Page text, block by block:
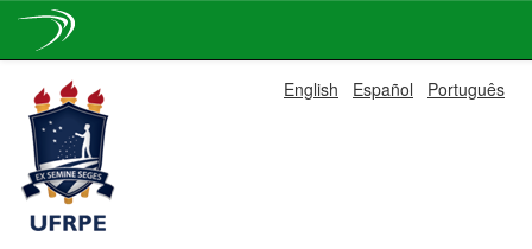
navigation
English Español Português